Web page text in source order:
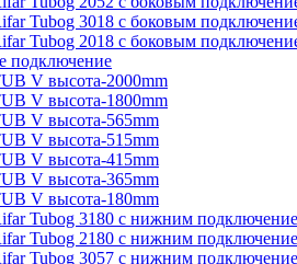
Tubog 3018 с боковым
Tubog 2018 с боковым
подключение
V высота-2000mm
V высота-1800mm
V высота-565mm
V высота-515mm
V высота-415mm
V высота-365mm
V высота-180mm
Tubog 3180 с нижним
Tubog 2180 с нижним
Tubog 3057 с нижним